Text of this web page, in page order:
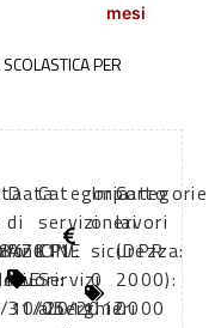
mesi
PER
2011
10/2011
Data
di
fine
lavori:
31/05/2012
Categoria
servizi
CPV:
Servizi
alberghieri
Importo
oneri
sicurezza:
0
Categorie
lavori
(DPR
2000):
0000